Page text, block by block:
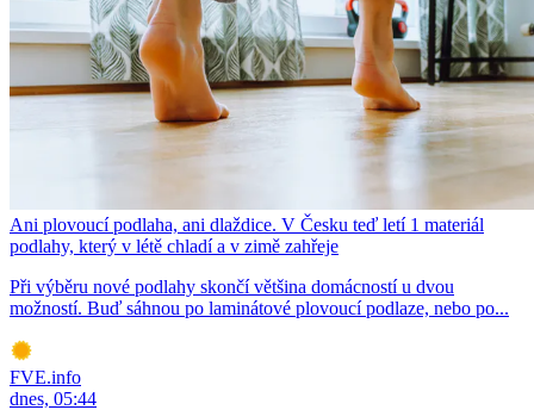
Ani plovoucí podlaha, ani dlaždice. V Česku teď letí 1 materiál
podlahy, který v létě chladí a v zimě zahřeje
Při výběru nové podlahy skončí většina domácností u dvou
možností. Buď sáhnou po laminátové plovoucí podlaze, nebo po...
FVE.info
dnes, 05:44